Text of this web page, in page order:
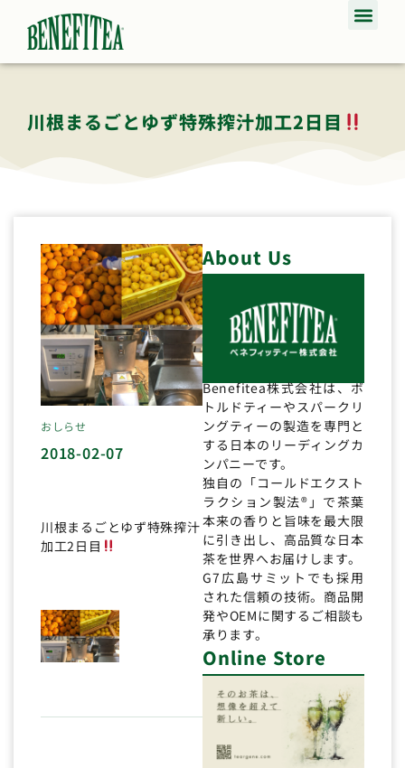
川根まるごとゆず特殊搾汁加工2日目
おしらせ
2018-02-07
川根まるごとゆず特殊搾汁
加工2日目
About Us
Benefitea株式会社は、ボ
トルドティーやスパークリ
ングティーの製造を専門と
する日本のリーディングカ
ンパニーです。
独自の「コールドエクスト
ラクション製法®」で茶葉
本来の香りと旨味を最大限
に引き出し、高品質な日本
茶を世界へお届けします。
G7広島サミットでも採用
された信頼の技術。商品開
発やOEMに関するご相談も
承ります。
Online Store